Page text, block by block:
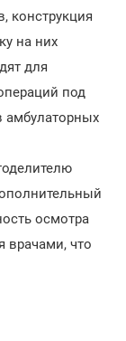
конструкция
на них
для
под
осмотра
врачами, что